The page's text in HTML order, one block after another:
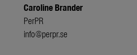
Caroline Brander
PerPR
info@perpr.se